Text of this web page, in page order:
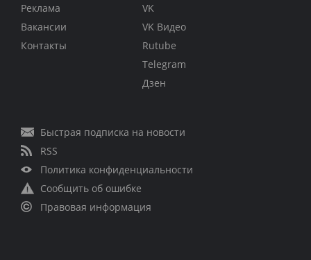
Реклама
Вакансии
Контакты
VK
VK Видео
Rutube
Telegram
Дзен
Быстрая подписка на новости
RSS
Политика конфиденциальности
Сообщить об ошибке
Правовая информация